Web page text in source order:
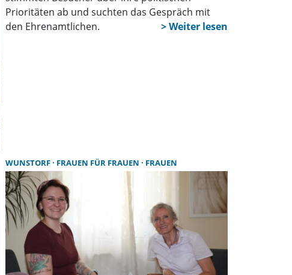
Prioritäten ab und suchten das Gespräch mit
den Ehrenamtlichen.
WUNSTORF FRAUEN FÜR FRAUEN FRAUEN